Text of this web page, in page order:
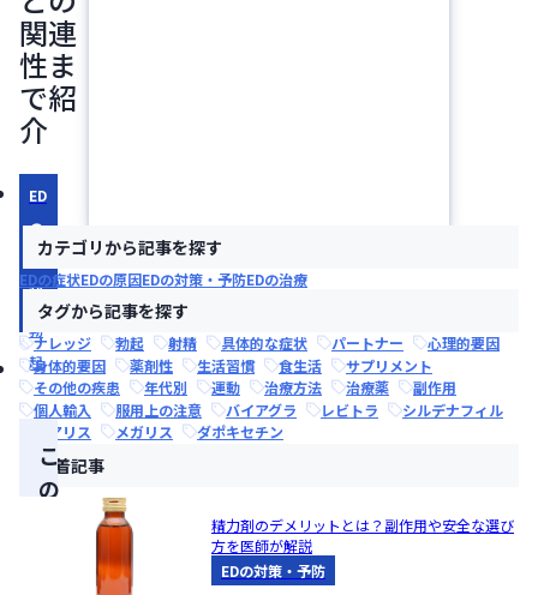
関連
性ま
で紹
介
ED
の
症
状
勃
起
こ
の
カテゴリから記事を探す
EDの症状EDの原因EDの対策・予防EDの治療
タグから記事を探す
ナレッジ 勃起 射精 具体的な症状 パートナー
心理的要因
身体的要因
薬剤性 生活習慣 食生活
サプリメント
その他の疾患
年代別 運動 治療方法 治療薬
副作用
個人輸入
服用上の注意 バイアグラ レビトラ
シルデナフィル
シアリス
メガリス ダポキセチン
新着記事
精力剤のデメリットとは？副作用や安全な選び
方を医師が解説
EDの対策・予防